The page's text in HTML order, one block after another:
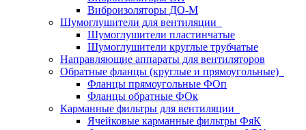
Виброизоляторы ДО-М
Шумоглушители для вентиляции
Шумоглушители пластинчатые
Шумоглушители круглые трубчатые
Направляющие аппараты для вентиляторов
Обратные фланцы (круглые и прямоугольные)
Фланцы прямоугольные ФОп
Фланцы обратные ФОк
Карманные фильтры для вентиляции
Ячейковые карманные фильтры ФяК